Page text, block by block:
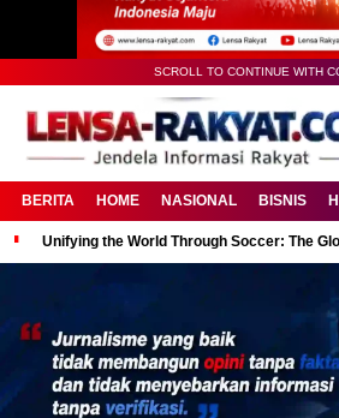
SCROLL TO CONTINUE WITH
BERITA HOME NASIONAL BISNIS
Unifying the World Through Soccer: The